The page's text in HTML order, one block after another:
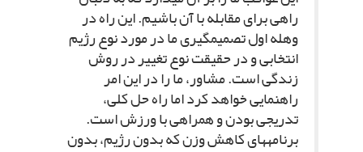
راهى براى مقابله با آن باشیم. این راه در
وهله اول تصمیم‏گیرى ما در مورد نوع رژیم
انتخابى و در حقیقت نوع تغییر در روش
زندگى است. مشاور، ما را در این امر
راهنمایى خواهد کرد اما راه حل کلى،
تدریجى بودن و همراهى با ورزش است.
برنامه‏هاى کاهش وزن که بدون رژیم، بدون